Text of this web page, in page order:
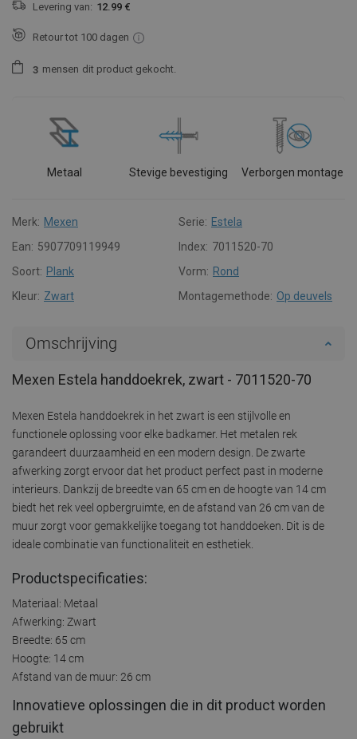
Levering van: 12.99 €
Retour tot 100 dagen
3 mensen dit product gekocht.
Metaal Stevige bevestiging Verborgen montage
Merk: Mexen Serie: Estela
Ean: 5907709119949 Index: 7011520-70
Soort: Plank Vorm: Rond
Kleur: Zwart Montagemethode: Op deuvels
Omschrijving
Mexen Estela handdoekrek, zwart - 7011520-70
Mexen Estela handdoekrek in het zwart is een stijlvolle en
functionele oplossing voor elke badkamer. Het metalen rek
garandeert duurzaamheid en een modern design. De zwarte
afwerking zorgt ervoor dat het product perfect past in moderne
interieurs. Dankzij de breedte van 65 cm en de hoogte van 14 cm
biedt het rek veel opbergruimte, en de afstand van 26 cm van de
muur zorgt voor gemakkelijke toegang tot handdoeken. Dit is de
ideale combinatie van functionaliteit en esthetiek.
Productspecificaties:
Materiaal: Metaal
Afwerking: Zwart
Breedte: 65 cm
Hoogte: 14 cm
Afstand van de muur: 26 cm
Innovatieve oplossingen die in dit product worden
gebruikt